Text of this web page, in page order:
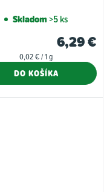
Skladom>5 ks
6,29 €
Jednotková
0,02 € / 1 g
DO KOŠÍKA